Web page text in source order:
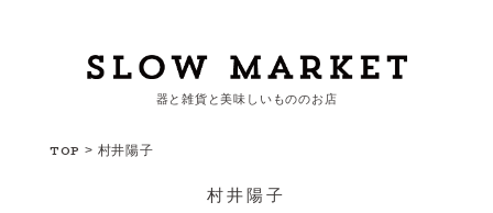
カートを見る
カテゴリーから探す
器と雑貨と美味しいもののお店
TOP > 村井陽子
村井陽子